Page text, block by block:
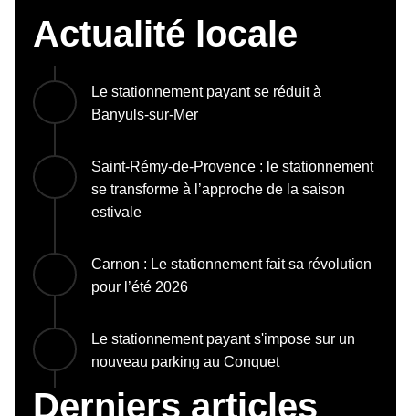
Actualité locale
Le stationnement payant se réduit à
Banyuls-sur-Mer
Saint-Rémy-de-Provence : le stationnement
se transforme à l’approche de la saison
estivale
Carnon : Le stationnement fait sa révolution
pour l’été 2026
Le stationnement payant s'impose sur un
nouveau parking au Conquet
Derniers articles